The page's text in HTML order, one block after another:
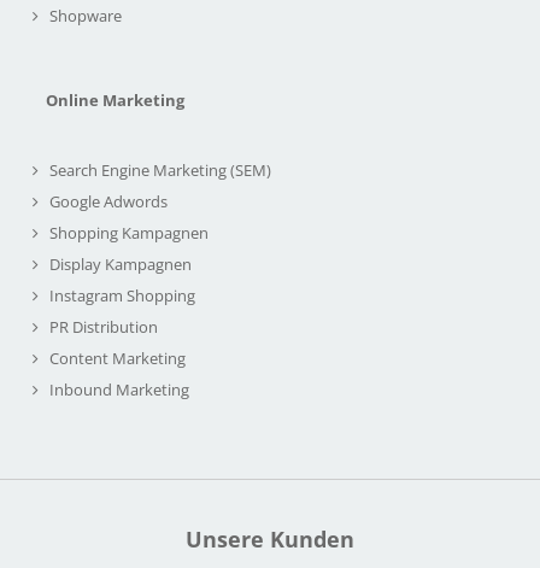
Shopware
Online Marketing
Search Engine Marketing (SEM)
Google Adwords
Shopping Kampagnen
Display Kampagnen
Instagram Shopping
PR Distribution
Content Marketing
Inbound Marketing
Unsere Kunden